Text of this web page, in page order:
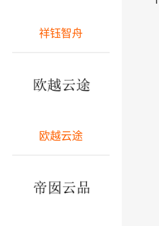
祥钰智舟
欧越云途